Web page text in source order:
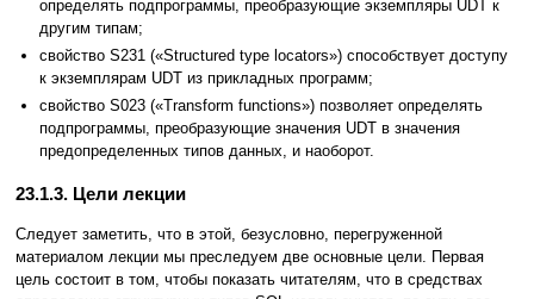
определять подпрограммы, преобразующие экземпляры UDT к
другим типам;
свойство S231 («Structured type locators») способствует доступу
к экземплярам UDT из прикладных программ;
свойство S023 («Transform functions») позволяет определять
подпрограммы, преобразующие значения UDT в значения
предопределенных типов данных, и наоборот.
23.1.3. Цели лекции
Следует заметить, что в этой, безусловно, перегруженной
материалом лекции мы преследуем две основные цели. Первая
цель состоит в том, чтобы показать читателям, что в средствах